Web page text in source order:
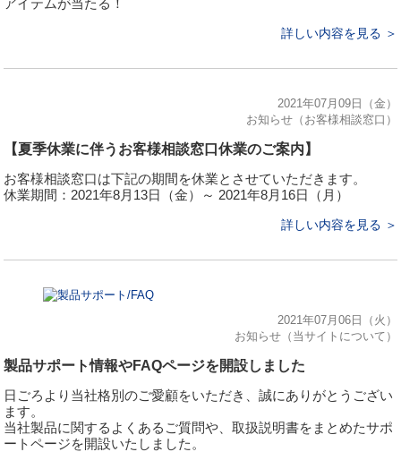
アイテムが当たる！
詳しい内容を見る ＞
2021年07月09日（金）
お知らせ（お客様相談窓口）
【夏季休業に伴うお客様相談窓口休業のご案内】
お客様相談窓口は下記の期間を休業とさせていただきます。
休業期間：2021年8月13日（金）～ 2021年8月16日（月）
詳しい内容を見る ＞
2021年07月06日（火）
お知らせ（当サイトについて）
製品サポート情報やFAQページを開設しました
日ごろより当社格別のご愛顧をいただき、誠にありがとうござい
ます。
当社製品に関するよくあるご質問や、取扱説明書をまとめたサポ
ートページを開設いたしました。